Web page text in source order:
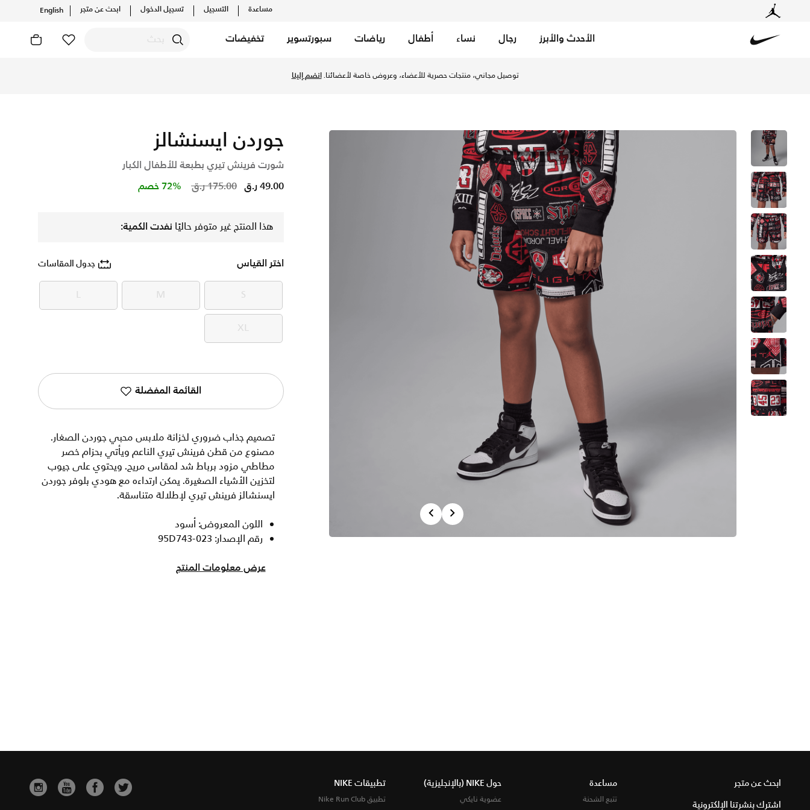
مساعدة التسجيل تسجيل الدخول ابحث عن متجر English
الأحدث والأبرز رجال نساء أطفال رياضات سبورتسوير تخفيضات
توصيل مجاني، منتجات حصرية للأعضاء، وعروض خاصة لأعضائنا.انضم إلينا
PreviousNext
جوردن ايسنشالز
شورت فرينش تيري بطبعة للأطفال الكبار
Price reduced from
175.00 ر.ق to 49.00 ر.ق 72% خصم
هذا المنتج غير متوفر حاليًا نفدت الكمية:
اختر القياس جدول المقاسات
S
S
M
M
L
L
XL
XL
القائمة المفضلة
تصميم جذاب ضروري لخزانة ملابس محبي جوردن الصغار.
مصنوع من قطن فرينش تيري الناعم ويأتي بحزام خصر
مطاطي مزود برباط شد لمقاس مريح. ويحتوي على جيوب
لتخزين الأشياء الصغيرة. يمكن ارتداءه مع هودي بلوفر جوردن
ايسنشالز فرينش تيري لإطلالة متناسقة.
اللون المعروض: أسود
رقم الإصدار: 95D743-023
عرض معلومات المنتج
ابحث عن متجر
اشترك بنشرتنا الإلكترونية
مساعدة
تتبع الشحنة
حول NIKE (بالإنجليزية)
عضوية نايكي
تطبيقات NIKE
تطبيق Nike Run Club